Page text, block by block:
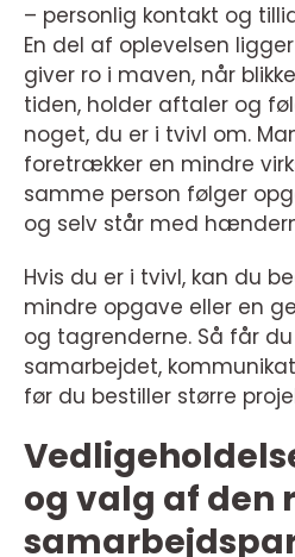
– personlig kontakt og
En del af oplevelsen
giver ro i maven, når
tiden, holder aftaler og
noget, du er i tvivl om.
foretrækker en mindre
samme person følger
og selv står med
Hvis du er i tvivl, kan du
mindre opgave eller en
og tagrenderne. Så får
samarbejdet,
før du bestiller større
og valg af den